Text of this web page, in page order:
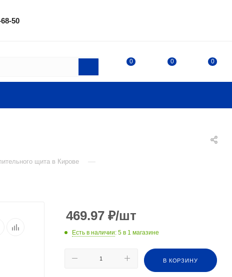
50
0 0 0
щита в Кирове —
469.97 ₽/шт
Есть в наличии: 5 в 1 магазине
В КОРЗИНУ